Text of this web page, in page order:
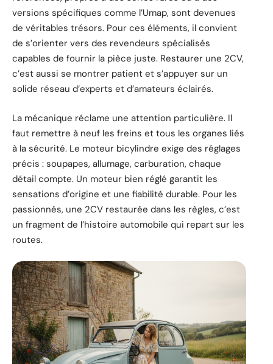
versions spécifiques comme l’Umap, sont devenues
de véritables trésors. Pour ces éléments, il convient
de s’orienter vers des revendeurs spécialisés
capables de fournir la pièce juste. Restaurer une 2CV,
c’est aussi se montrer patient et s’appuyer sur un
solide réseau d’experts et d’amateurs éclairés.
La mécanique réclame une attention particulière. Il
faut remettre à neuf les freins et tous les organes liés
à la sécurité. Le moteur bicylindre exige des réglages
précis : soupapes, allumage, carburation, chaque
détail compte. Un moteur bien réglé garantit les
sensations d’origine et une fiabilité durable. Pour les
passionnés, une 2CV restaurée dans les règles, c’est
un fragment de l’histoire automobile qui repart sur les
routes.